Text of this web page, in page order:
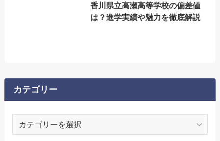
香川県立高瀬高等学校の偏差値
は？進学実績や魅力を徹底解説
カテゴリー